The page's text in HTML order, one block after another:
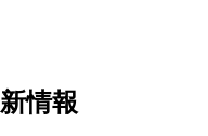
情報